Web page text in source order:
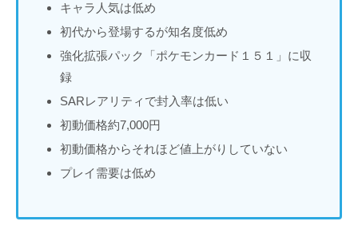
キャラ人気は低め
初代から登場するが知名度低め
強化拡張パック「ポケモンカード１５１」に収
録
SARレアリティで封入率は低い
初動価格約7,000円
初動価格からそれほど値上がりしていない
プレイ需要は低め